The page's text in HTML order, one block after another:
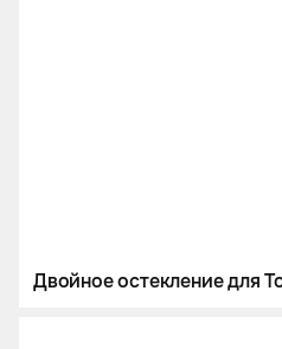
Двойное остекление для